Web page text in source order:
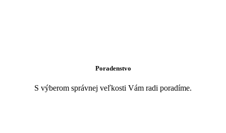
Poradenstvo
S výberom správnej veľkosti Vám radi poradíme.